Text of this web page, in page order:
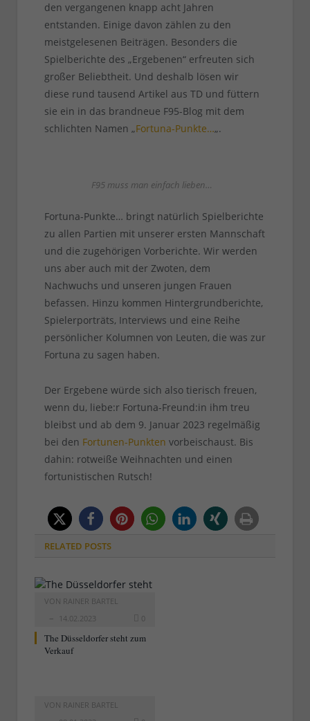
den vergangenen knapp acht Jahren
entstanden. Einige davon zählen zu den
meistgelesenen Beiträgen. Besonders die
Spielberichte des „Ergebenen“ erfreuten sich
großer Beliebtheit. Und deshalb lösen wir
diese rund tausend Artikel aus TD und füttern
sie ein in das brandneue F95-Blog mit dem
schlichten Namen „Fortuna-Punkte…„.
F95 muss man einfach lieben…
Fortuna-Punkte… bringt natürlich Spielberichte
zu allen Partien mit unserer ersten Mannschaft
und die zugehörigen Vorberichte. Wir werden
uns aber auch mit der Zwoten, dem
Nachwuchs und unseren jungen Frauen
befassen. Hinzu kommen Hintergrundberichte,
Spielerporträts, Interviews und eine Reihe
persönlicher Kolumnen von Leuten, die was zur
Fortuna zu sagen haben.
Der Ergebene würde sich also tierisch freuen,
wenn du, liebe:r Fortuna-Freund:in ihm treu
bleibst und ab dem 9. Januar 2023 regelmäßig
bei den Fortunen-Punkten vorbeischaust. Bis
dahin: rotweiße Weihnachten und einen
fortunistischen Rutsch!
RELATED POSTS
VON RAINER BARTEL
14.02.2023
0
The Düsseldorfer steht zum
Verkauf
VON RAINER BARTEL